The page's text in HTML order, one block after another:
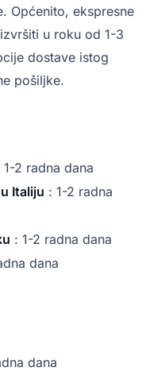
Općenito, ekspresne
u roku od 1-3
dostave istog
pošiljke.
1-2 radna dana
Italiju : 1-2 radna
: 1-2 radna dana
dana
dana